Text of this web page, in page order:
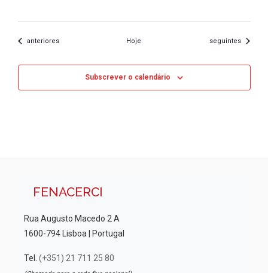
Eventos
anteriores Hoje Eventos
seguintes
Subscrever o calendário
FENACERCI
Rua Augusto Macedo 2 A
1600-794 Lisboa | Portugal
Tel. (+351) 21 711 25 80